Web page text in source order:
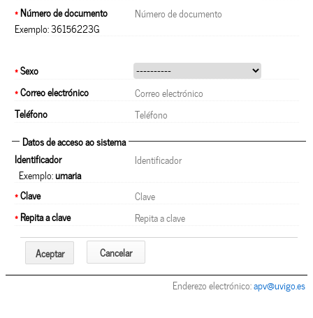
*Número de documento
Exemplo: 36156223G
*Sexo
*Correo electrónico
Teléfono
Datos de acceso ao sistema
Identificador
Exemplo:umaria
*Clave
*Repita a clave
Aceptar Cancelar
Enderezo electrónico:apv@uvigo.es